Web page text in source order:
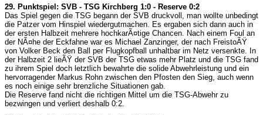
29. Punktspiel: SVB - TSG Kirchberg 1:0 - Reserve 0:2
Das Spiel gegen die TSG begann der SVB druckvoll, man wollte unbedingt
die Patzer vom Hinspiel wiedergutmachen. Es ergaben sich dann auch in
der ersten Halbzeit mehrere hochkarÃ¤tige Chancen. Nach einem Foul an
der NÃ¤he der Eckfahne war es Michael Zanzinger, der nach FreistoÃŸ
von Volker Beck den Ball per Flugkopfball unhaltbar im Netz versenkte. In
der Halbzeit 2 lieÃŸ der SVB der TSG etwas mehr Platz und die TSG fand
zu ihrem Spiel doch letztlich bewahrte die solide Abwehrleistung und ein
hervorragender Markus Rohn zwischen den Pfosten den Sieg, auch wenn
es noch einige sehr brenzliche Situationen gab.
Die Reserve fand nicht die richtigen Mittel um die TSG-Abwehr zu
bezwingen und verliert deshalb 0:2.